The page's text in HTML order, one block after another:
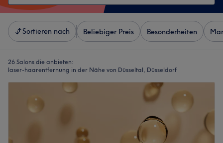
Sortieren nach Beliebiger Preis Besonderheiten
26 Salons die anbieten:
laser-haarentfernung in der Nähe von Düsseltal, Düsseldorf